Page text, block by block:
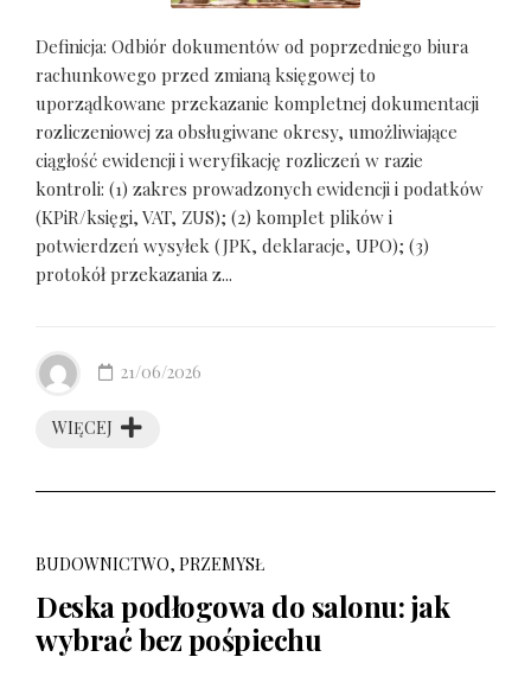
Definicja: Odbiór dokumentów od poprzedniego biura
rachunkowego przed zmianą księgowej to
uporządkowane przekazanie kompletnej dokumentacji
rozliczeniowej za obsługiwane okresy, umożliwiające
ciągłość ewidencji i weryfikację rozliczeń w razie
kontroli: (1) zakres prowadzonych ewidencji i podatków
(KPiR/księgi, VAT, ZUS); (2) komplet plików i
potwierdzeń wysyłek (JPK, deklaracje, UPO); (3)
protokół przekazania z...
WIĘCEJ
21/06/2026
BUDOWNICTWO, PRZEMYSŁ
Deska podłogowa do salonu: jak
wybrać bez pośpiechu